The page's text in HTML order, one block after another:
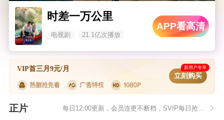
时差一万公里
电视剧 21.1亿次播放
APP看高清
VIP首三月9元/月 新用户专享
立刻购买
正片 每日12:00更新，会员连更不断档，SVIP每日抢先看1集。